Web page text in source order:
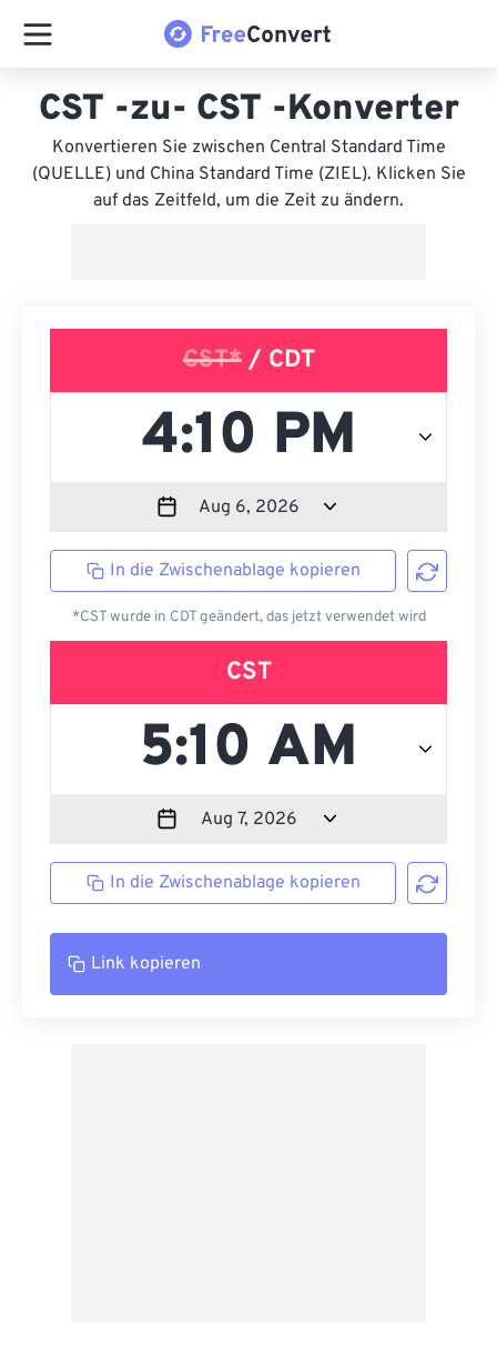
CST -zu- CST -Konverter
Konvertieren Sie zwischen Central Standard Time
(QUELLE) und China Standard Time (ZIEL). Klicken Sie
auf das Zeitfeld, um die Zeit zu ändern.
CST*/ CDT
In die Zwischenablage kopieren
*CST wurde in CDT geändert, das jetzt verwendet wird
CST
In die Zwischenablage kopieren
Link kopieren